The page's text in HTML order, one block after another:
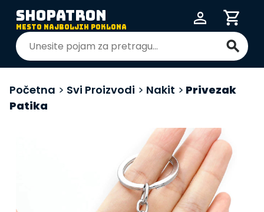
SHOPATRON
MESTO NAJBOLJIH POKLONA
search
person shopping_cart
Početna > Svi Proizvodi > Nakit > Privezak
Patika